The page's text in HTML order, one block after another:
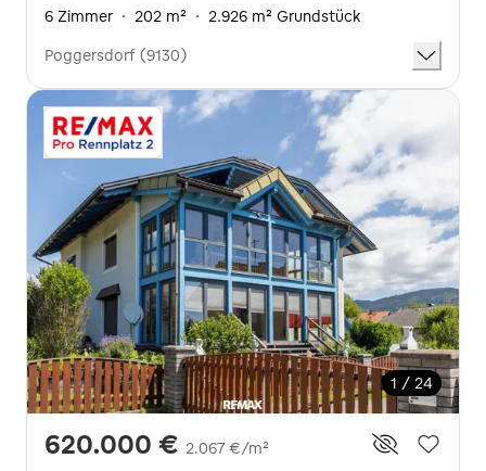
6 Zimmer · 202 m² · 2.926 m² Grundstück
Poggersdorf (9130)
1 / 24
620.000 € 2.067 €/m²